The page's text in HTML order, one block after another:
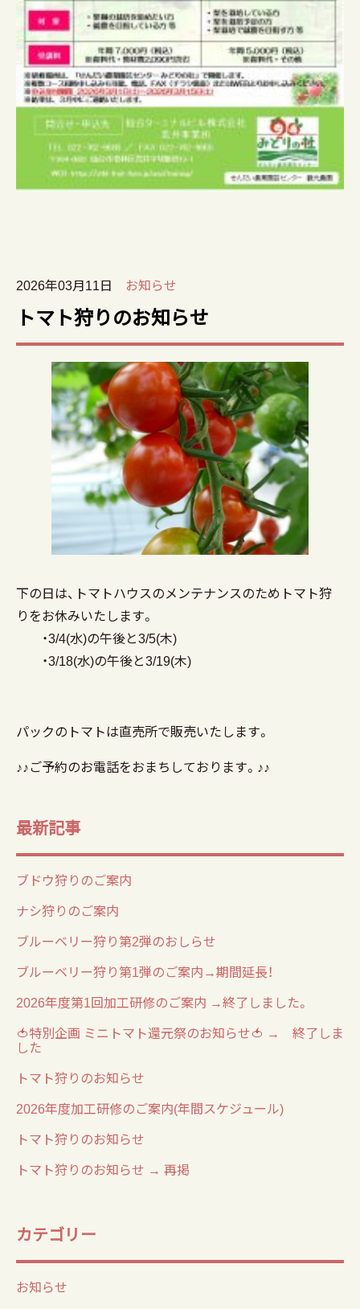
2026年03月11日 お知らせ
トマト狩りのお知らせ
下の日は、トマトハウスのメンテナンスのためトマト狩
りをお休みいたします。
・3/4(水)の午後と3/5(木)
・3/18(水)の午後と3/19(木)
パックのトマトは直売所で販売いたします。
♪♪ご予約のお電話をおまちしております。♪♪
最新記事
ブドウ狩りのご案内
ナシ狩りのご案内
ブルーベリー狩り第2弾のおしらせ
ブルーベリー狩り第1弾のご案内→期間延長！
2026年度第1回加工研修のご案内 →終了しました。
🍅特別企画 ミニトマト還元祭のお知らせ🍅 → 終了しま
した
トマト狩りのお知らせ
2026年度加工研修のご案内(年間スケジュール)
トマト狩りのお知らせ
トマト狩りのお知らせ → 再掲
カテゴリー
お知らせ